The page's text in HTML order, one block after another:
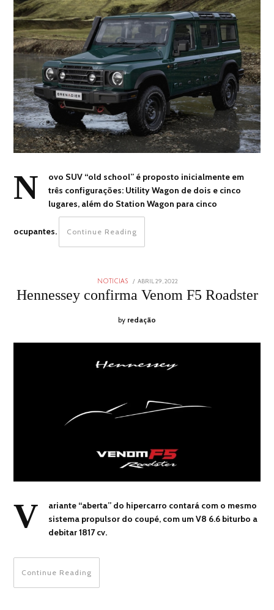
N
ovo SUV “old school” é proposto inicialmente em
três configurações: Utility Wagon de dois e cinco
lugares, além do Station Wagon para cinco
ocupantes. Continue Reading
NOTICIAS
POSTED
ON
ABRIL 29, 2022
2022
Hennessey confirma Venom F5 Roadster
by redação
V
ariante “aberta” do hipercarro contará com o mesmo
sistema propulsor do coupé, com um V8 6.6 biturbo a
debitar 1817 cv.
Continue Reading